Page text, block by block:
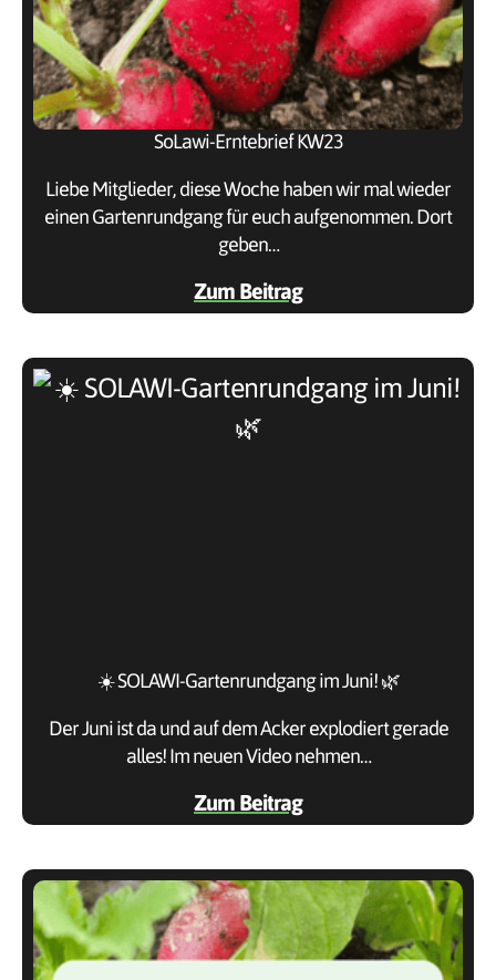
SoLawi-Erntebrief KW23
Liebe Mitglieder, diese Woche haben wir mal wieder
einen Gartenrundgang für euch aufgenommen. Dort
geben…
Zum Beitrag
☀️ SOLAWI-Gartenrundgang im Juni! 🌿
Der Juni ist da und auf dem Acker explodiert gerade
alles! Im neuen Video nehmen…
Zum Beitrag